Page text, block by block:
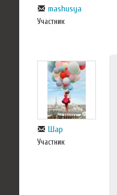
mashusya
Участник
Шар
Участник